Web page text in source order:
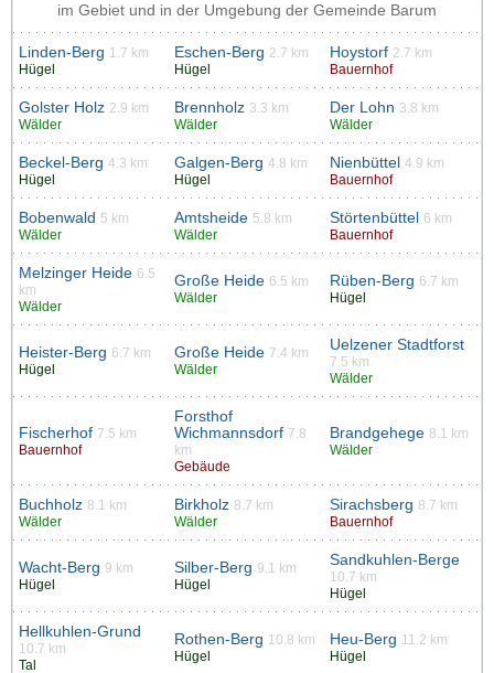
im Gebiet und in der Umgebung der Gemeinde Barum
Linden-Berg 1.7 km
Hügel
Eschen-Berg 2.7 km
Hügel
Hoystorf 2.7 km
Bauernhof
Golster Holz 2.9 km
Wälder
Brennholz 3.3 km
Wälder
Der Lohn 3.8 km
Wälder
Beckel-Berg 4.3 km
Hügel
Galgen-Berg 4.8 km
Hügel
Nienbüttel 4.9 km
Bauernhof
Bobenwald 5 km
Wälder
Amtsheide 5.8 km
Wälder
Störtenbüttel 6 km
Bauernhof
Melzinger Heide 6.5
km
Wälder
Große Heide 6.5 km
Wälder
Rüben-Berg 6.7 km
Hügel
Heister-Berg 6.7 km
Hügel
Große Heide 7.4 km
Wälder
Uelzener Stadtforst
7.5 km
Wälder
Fischerhof 7.5 km
Bauernhof
Forsthof
Wichmannsdorf 7.8
km
Gebäude
Brandgehege 8.1 km
Wälder
Buchholz 8.1 km
Wälder
Birkholz 8.7 km
Wälder
Sirachsberg 8.7 km
Bauernhof
Wacht-Berg 9 km
Hügel
Silber-Berg 9.1 km
Hügel
Sandkuhlen-Berge
10.7 km
Hügel
Hellkuhlen-Grund
10.7 km
Tal
Rothen-Berg 10.8 km
Hügel
Heu-Berg 11.2 km
Hügel